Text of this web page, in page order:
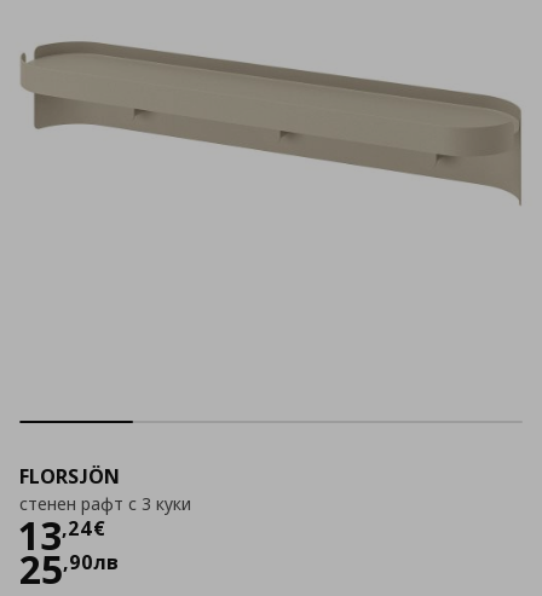
FLORSJÖN
стенен рафт с 3 куки
13,24€
Цена
25,90лв